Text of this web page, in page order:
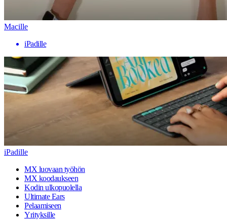
Macille
iPadille
iPadille
MX luovaan työhön
MX koodaukseen
Kodin ulkopuolella
Ultimate Ears
Pelaamiseen
Yrityksille